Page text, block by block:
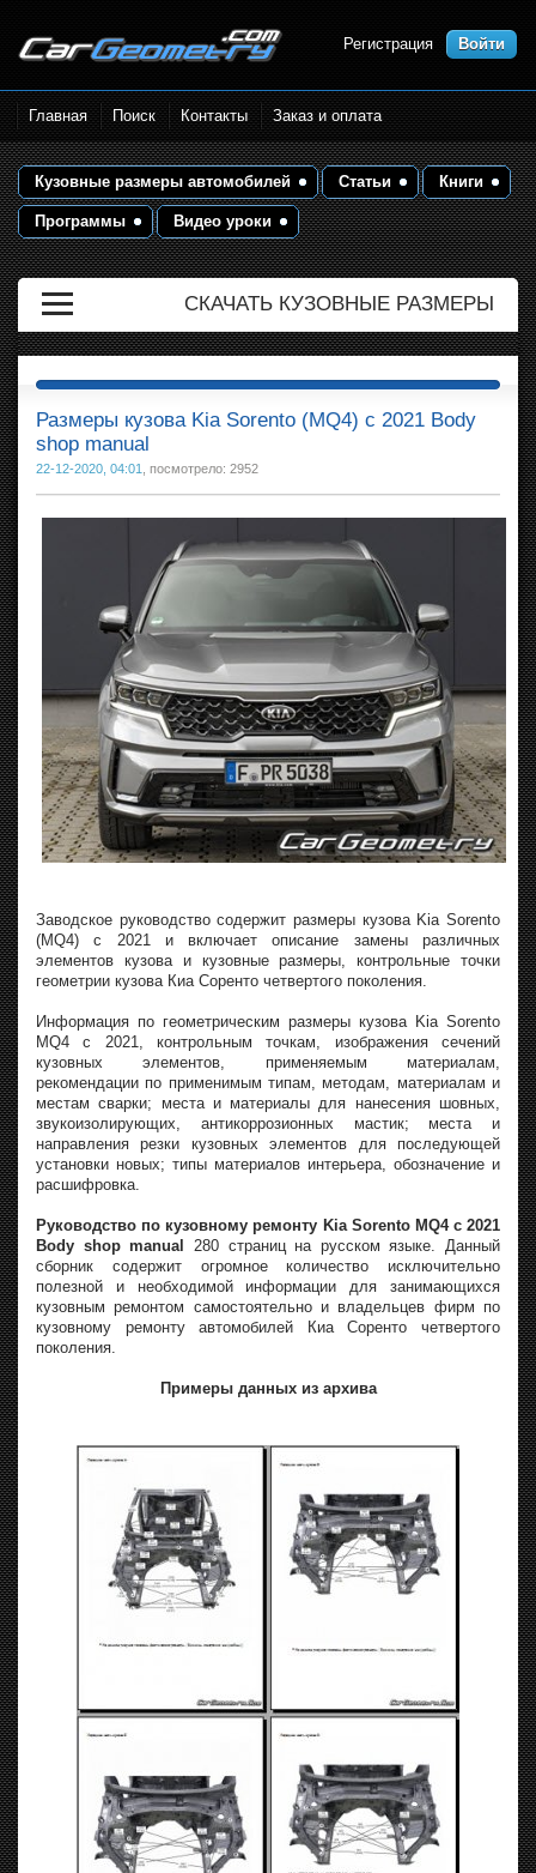
Размеры кузова автомобилей.
Контрольные точки и кузовные
размеры. Геометрия кузова
Регистрация Войти
Главная Поиск Контакты Заказ и оплата
Кузовные размеры автомобилей Статьи Книги
Программы Видео уроки
СКАЧАТЬ КУЗОВНЫЕ РАЗМЕРЫ
Размеры кузова Kia Sorento (MQ4) с 2021 Body
shop manual
22-12-2020, 04:01 , посмотрело: 2952
Заводское руководство содержит размеры кузова Kia Sorento
(MQ4) с 2021 и включает описание замены различных
элементов кузова и кузовные размеры, контрольные точки
геометрии кузова Киа Соренто четвертого поколения.
Информация по геометрическим размеры кузова Kia Sorento
MQ4 с 2021, контрольным точкам, изображения сечений
кузовных элементов, применяемым материалам,
рекомендации по применимым типам, методам, материалам и
местам сварки; места и материалы для нанесения шовных,
звукоизолирующих, антикоррозионных мастик; места и
направления резки кузовных элементов для последующей
установки новых; типы материалов интерьера, обозначение и
расшифровка.
Руководство по кузовному ремонту Kia Sorento MQ4 с 2021
Body shop manual
280 страниц на русском языке. Данный
сборник содержит огромное количество исключительно
полезной и необходимой информации для занимающихся
кузовным ремонтом самостоятельно и владельцев фирм по
кузовному ремонту автомобилей Киа Соренто четвертого
поколения.
Примеры данных из архива